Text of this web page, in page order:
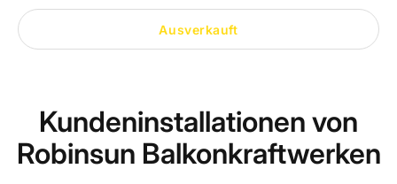
Ausverkauft
Kundeninstallationen von
Robinsun Balkonkraftwerken